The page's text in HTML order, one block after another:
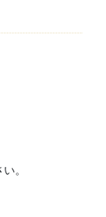
。